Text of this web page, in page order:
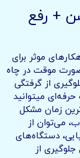
+ رفع
موثر برای
موقت در چاه
از گرفتگی
میتوانید
زمان مشکل
می‌توان از
دستگاه‌های
از